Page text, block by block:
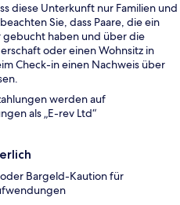
diese Unterkunft nur Familien und
Sie, dass Paare, die ein
gebucht haben und über die
oder einen Wohnsitz in
Check-in einen Nachweis über
werden auf
als „E-rev Ltd“
Bargeld-Kaution für